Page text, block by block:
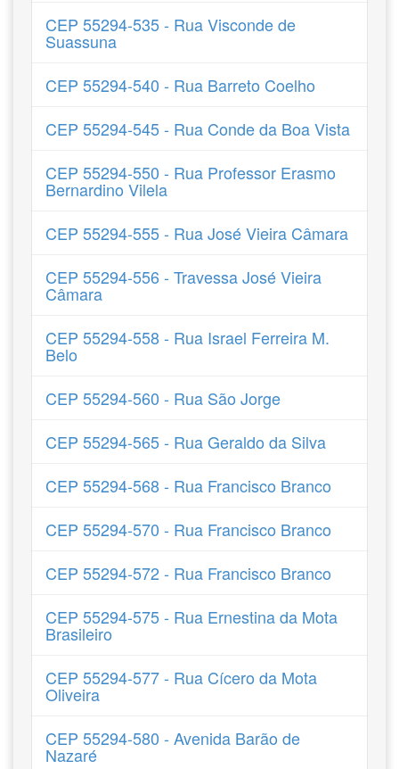
CEP 55294-535 - Rua Visconde de
Suassuna
CEP 55294-540 - Rua Barreto Coelho
CEP 55294-545 - Rua Conde da Boa Vista
CEP 55294-550 - Rua Professor Erasmo
Bernardino Vilela
CEP 55294-555 - Rua José Vieira Câmara
CEP 55294-556 - Travessa José Vieira
Câmara
CEP 55294-558 - Rua Israel Ferreira M.
Belo
CEP 55294-560 - Rua São Jorge
CEP 55294-565 - Rua Geraldo da Silva
CEP 55294-568 - Rua Francisco Branco
CEP 55294-570 - Rua Francisco Branco
CEP 55294-572 - Rua Francisco Branco
CEP 55294-575 - Rua Ernestina da Mota
Brasileiro
CEP 55294-577 - Rua Cícero da Mota
Oliveira
CEP 55294-580 - Avenida Barão de
Nazaré